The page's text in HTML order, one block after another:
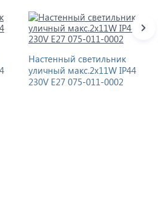
Настенный светильник
уличный макс.2x11W IP44
230V E27 075-011-0002